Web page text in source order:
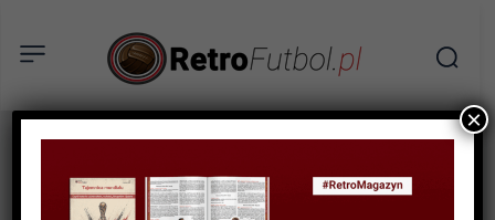
Tag: Rogerio Ceni
×